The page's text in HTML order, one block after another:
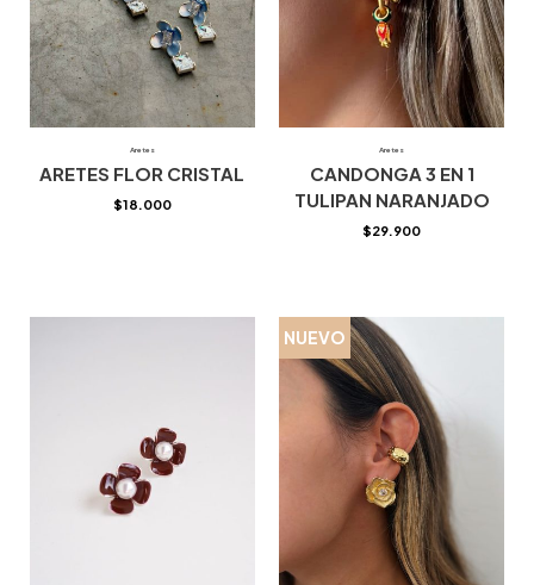
Aretes
ARETES FLOR CRISTAL
$18.000
Aretes
CANDONGA 3 EN 1
TULIPAN NARANJADO
$29.900
NUEVO